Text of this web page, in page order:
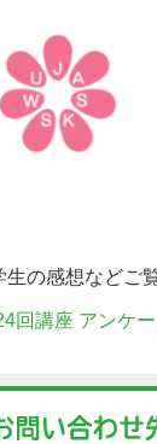
生の感想などご
回講座 アンケ